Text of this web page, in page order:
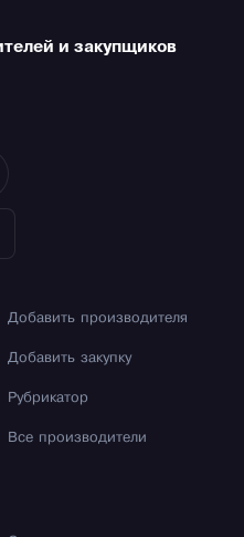
и закупщиков
Добавить производителя
Добавить закупку
Рубрикатор
Все производители